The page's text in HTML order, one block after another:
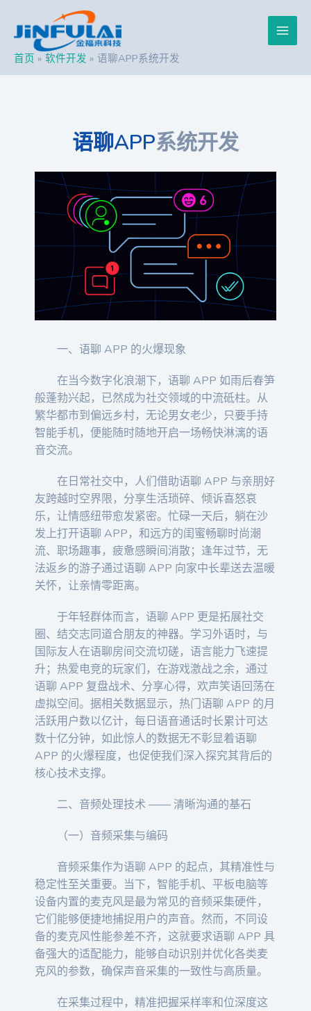
Main
首页 软件开发 语聊APP系统开发
语聊APP系统开发
一、语聊 APP 的火爆现象
在当今数字化浪潮下，语聊 APP 如雨后春笋
般蓬勃兴起，已然成为社交领域的中流砥柱。从
繁华都市到偏远乡村，无论男女老少，只要手持
智能手机，便能随时随地开启一场畅快淋漓的语
音交流。
在日常社交中，人们借助语聊 APP 与亲朋好
友跨越时空界限，分享生活琐碎、倾诉喜怒哀
乐，让情感纽带愈发紧密。忙碌一天后，躺在沙
发上打开语聊 APP，和远方的闺蜜畅聊时尚潮
流、职场趣事，疲惫感瞬间消散；逢年过节，无
法返乡的游子通过语聊 APP 向家中长辈送去温暖
关怀，让亲情零距离。
于年轻群体而言，语聊 APP 更是拓展社交
圈、结交志同道合朋友的神器。学习外语时，与
国际友人在语聊房间交流切磋，语言能力飞速提
升；热爱电竞的玩家们，在游戏激战之余，通过
语聊 APP 复盘战术、分享心得，欢声笑语回荡在
虚拟空间。据相关数据显示，热门语聊 APP 的月
活跃用户数以亿计，每日语音通话时长累计可达
数十亿分钟，如此惊人的数据无不彰显着语聊
APP 的火爆程度，也促使我们深入探究其背后的
核心技术支撑。
二、音频处理技术 —— 清晰沟通的基石
（一）音频采集与编码
音频采集作为语聊 APP 的起点，其精准性与
稳定性至关重要。当下，智能手机、平板电脑等
设备内置的麦克风是最为常见的音频采集硬件，
它们能够便捷地捕捉用户的声音。然而，不同设
备的麦克风性能参差不齐，这就要求语聊 APP 具
备强大的适配能力，能够自动识别并优化各类麦
克风的参数，确保声音采集的一致性与高质量。
在采集过程中，精准把握采样率和位深度这
navigation